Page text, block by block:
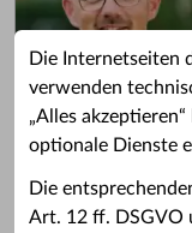
Die Internetseiten
verwenden
„Alles
optionale Dienste
Die
Art. 12 ff. DSGVO
Grußwort des OB